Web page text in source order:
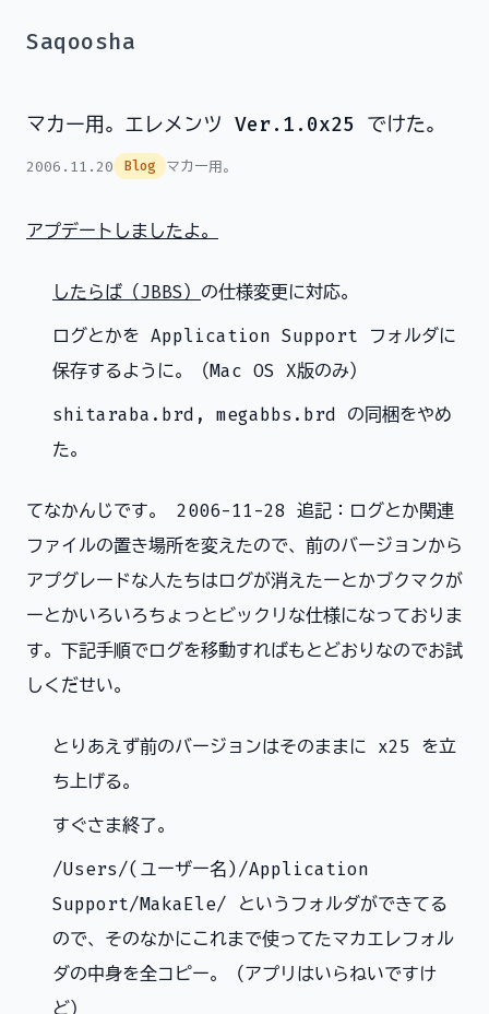
Saqoosha
マカー用。エレメンツ Ver.1.0x25 でけた。
2006.11.20 Blog マカー用。
アプデートしましたよ。
したらば（JBBS ） の仕様変更に対応。
ログとかを Application Support フォルダに
保存するように。（Mac OS X版のみ）
shitaraba.brd, megabbs.brd の同梱をやめ
た。
てなかんじです。 2006-11-28 追記：ログとか関連
ファイルの置き場所を変えたので、前のバージョンから
アプグレードな人たちはログが消えたーとかブクマクが
ーとかいろいろちょっとビックリな仕様になっておりま
す。下記手順でログを移動すればもとどおりなのでお試
しくだせい。
とりあえず前のバージョンはそのままに x25 を立
ち上げる。
すぐさま終了。
/Users/(ユーザー名)/Application
Support/MakaEle/ というフォルダができてる
ので、そのなかにこれまで使ってたマカエレフォル
ダの中身を全コピー。（アプリはいらねいですけ
ど）